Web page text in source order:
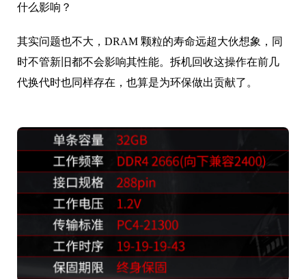
什么影响？
其实问题也不大，DRAM 颗粒的寿命远超大伙想象，同
时不管新旧都不会影响其性能。拆机回收这操作在前几
代换代时也同样存在，也算是为环保做出贡献了。